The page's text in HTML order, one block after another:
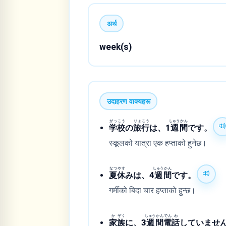
अर्थ
week(s)
उदाहरण वाक्यहरू
学
がっ
校
こう
の旅
りょ
行
こう
は、1週
しゅう
間
かん
です。
स्कूलको यात्रा एक हप्ताको हुनेछ।
夏
なつ
休
やす
みは、4週
しゅう
間
かん
です。
गर्मीको बिदा चार हप्ताको हुन्छ।
家
か
族
ぞく
に、3週
しゅう
間
かん
電
でん
話
わ
していませ